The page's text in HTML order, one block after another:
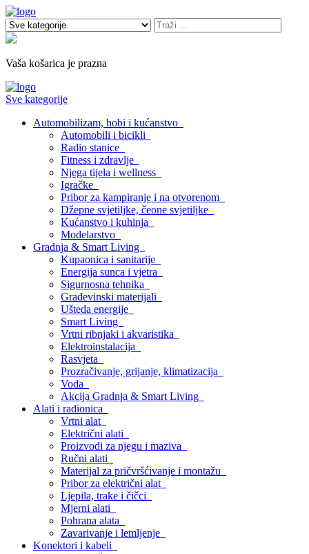
Vaša košarica je prazna
Sve kategorije
Automobilizam, hobi i kućanstvo
Automobili i bicikli
Radio stanice
Fitness i zdravlje
Njega tijela i wellness
Igračke
Pribor za kampiranje i na otvorenom
Džepne svjetiljke, čeone svjetiljke
Kućanstvo i kuhinja
Modelarstvo
Gradnja & Smart Living
Kupaonica i sanitarije
Energija sunca i vjetra
Sigurnosna tehnika
Građevinski materijali
Ušteda energije
Smart Living
Vrtni ribnjaki i akvaristika
Elektroinstalacija
Rasvjeta
Prozračivanje, grijanje, klimatizacija
Voda
Akcija Gradnja & Smart Living
Alati i radionica
Vrtni alat
Električni alati
Proizvodi za njegu i maziva
Ručni alati
Materijal za pričvršćivanje i montažu
Pribor za električni alat
Ljepila, trake i čičci
Mjerni alati
Pohrana alata
Zavarivanje i lemljenje
Konektori i kabeli